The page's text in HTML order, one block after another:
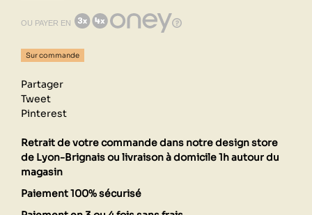
OU PAYER EN
Sur commande
Partager
Tweet
Pinterest
Retrait de votre commande dans notre design store
de Lyon-Brignais ou livraison à domicile 1h autour du
magasin
Paiement 100% sécurisé